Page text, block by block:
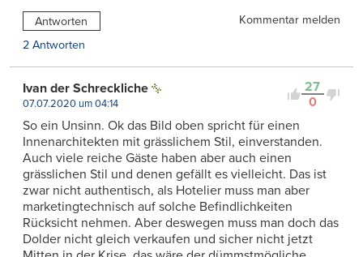
Antworten
Kommentar melden
2 Antworten
27
0
Ivan der Schreckliche
07.07.2020 um 04:14
So ein Unsinn. Ok das Bild oben spricht für einen
Innenarchitekten mit grässlichem Stil, einverstanden.
Auch viele reiche Gäste haben aber auch einen
grässlichen Stil und denen gefällt es vielleicht. Das ist
zwar nicht authentisch, als Hotelier muss man aber
marketingtechnisch auf solche Befindlichkeiten
Rücksicht nehmen. Aber deswegen muss man doch das
Dolder nicht gleich verkaufen und sicher nicht jetzt